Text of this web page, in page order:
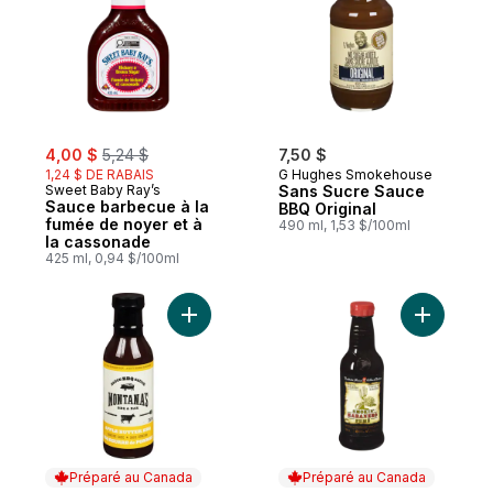
sale:
4,00 $ , formerly:
5,24 $
1,24 $ DE RABAIS
Sweet Baby Ray’s
Sauce barbecue à la
fumée de noyer et à
la cassonade
425 ml, 0,94 $/100ml
7,50 $
G Hughes Smokehouse
Sans Sucre Sauce
BBQ Original
490 ml, 1,53 $/100ml
Préparé au Canada
Ajouter Sauce Signature
Préparé au Canada
Ajouter